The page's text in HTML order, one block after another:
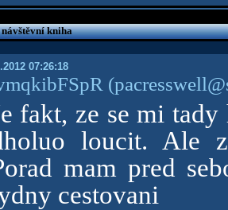
kniha
07:26:18
fakt, ze se mi
loucit. Ale
mam pred
cestovani